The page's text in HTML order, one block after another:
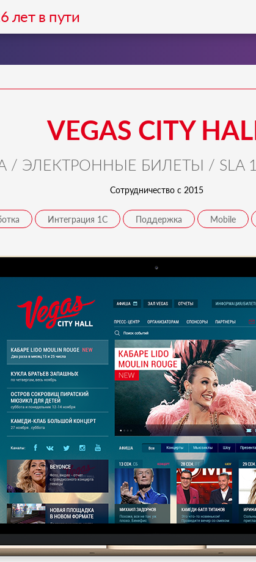
лет в пути
VEGAS CITY
ЭЛЕКТРОННЫЕ БИЛЕТЫ / SLA
Сотрудничество с 2015
Интеграция 1С Поддержка Mobile